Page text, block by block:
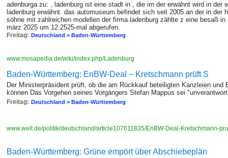
adenburga zu: , ladenburg ist eine stadt in , die im der erwähnt wird.in der
ladenburg erwähnt. das automuseum befindet sich seit 2005 an der in der
söhne mit zahlreichen modellen der firma.ladenburg zählte z eine besaß
märz 2025 um 12:2525-mal abgerufen.
Freitag: Deutschland > Baden-Württemberg
www.mosapedia.de/wiki/index.php/Ladenburg
Baden-Württemberg: EnBW-Deal – Kretschmann prüft S
Der Ministerpräsident prüft, ob die am Rückkauf beteiligten Kanzleien und
können Das Vorgehen seines Vorgängers Stefan Mappus sei
Freitag: Deutschland > Baden-Württemberg
www.welt.de/politik/deutschland/article107611835/EnBW-Deal-Kretschmann-
Baden-Württemberg: Grüne empört über Abschiebeplän